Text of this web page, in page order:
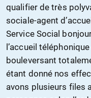
qualifier de très
sociale-agent
Service Social
l’accueil
bouleversant
étant donné nos
avons plusieurs files